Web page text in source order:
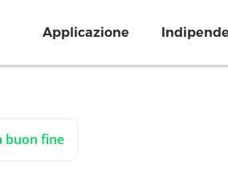
Applicazione
buon fine